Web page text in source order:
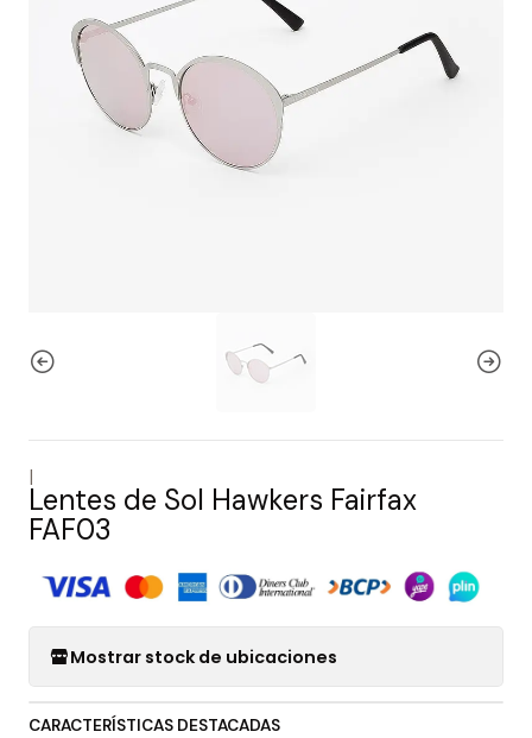
|
Lentes de Sol Hawkers Fairfax
FAF03
Mostrar stock de ubicaciones
CARACTERÍSTICAS DESTACADAS